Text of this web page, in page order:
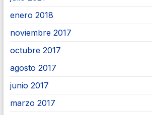
enero 2018
noviembre 2017
octubre 2017
agosto 2017
junio 2017
marzo 2017